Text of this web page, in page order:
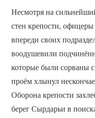
Несмотря на
стен крепости,
впереди своих
воодушевили
которые были сорваны
проём хлынул
Оборона крепости
берег Сырдарьи в